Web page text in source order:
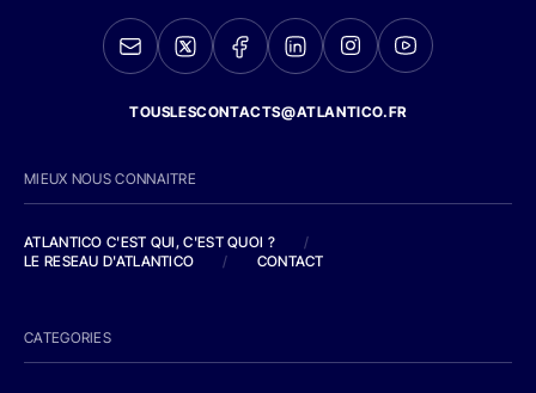
TOUSLESCONTACTS@ATLANTICO.FR
MIEUX NOUS CONNAITRE
ATLANTICO C'EST QUI, C'EST QUOI ?
/
LE RESEAU D'ATLANTICO
/ CONTACT
CATEGORIES